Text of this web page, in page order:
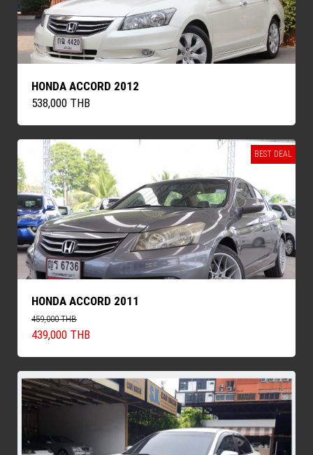
HONDA ACCORD 2012
538,000 THB
BEST DEAL
HONDA ACCORD 2011
459,000 THB
439,000 THB